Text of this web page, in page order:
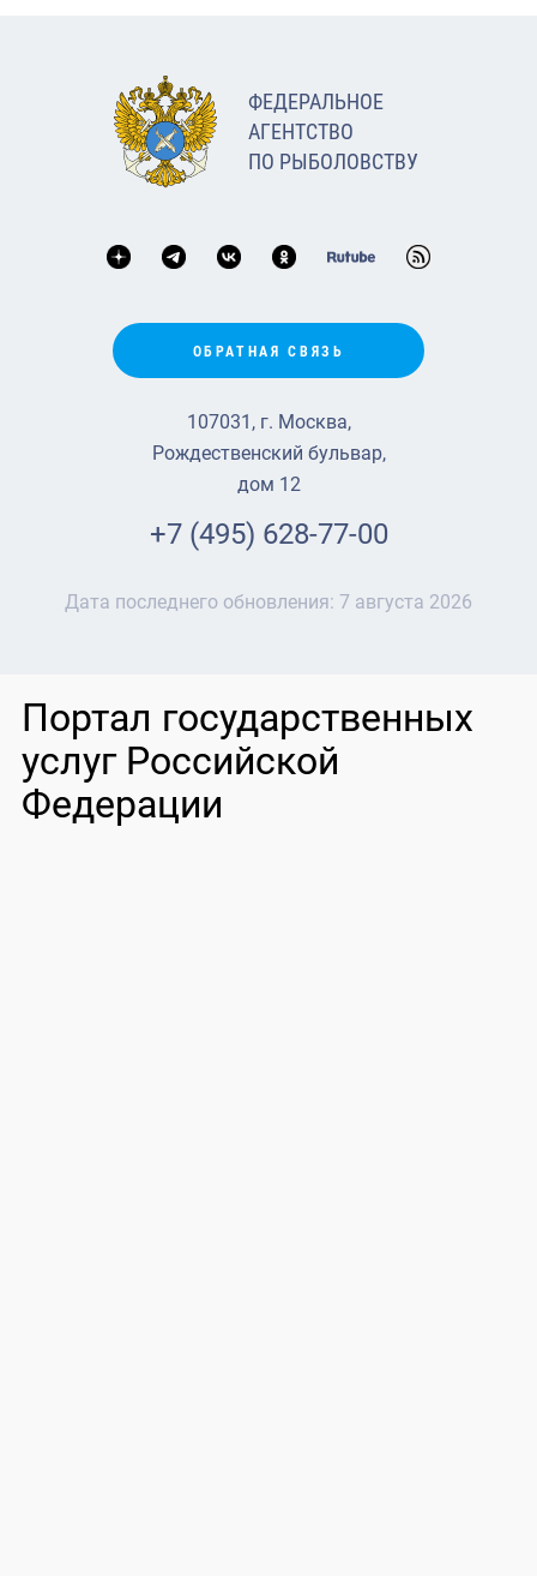
ФЕДЕРАЛЬНОЕ
АГЕНТСТВО
ПО РЫБОЛОВСТВУ
ОБРАТНАЯ СВЯЗЬ
107031, г. Москва,
Рождественский бульвар,
дом 12
+7 (495) 628-77-00
Дата последнего обновления: 7 августа 2026
Портал государственных
услуг Российской
Федерации